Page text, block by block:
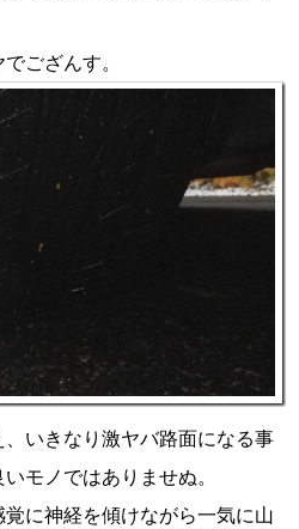
ござんす。
いきなり激ヤバ路面になる事
モノではありませぬ。
に神経を傾けながら一気に山